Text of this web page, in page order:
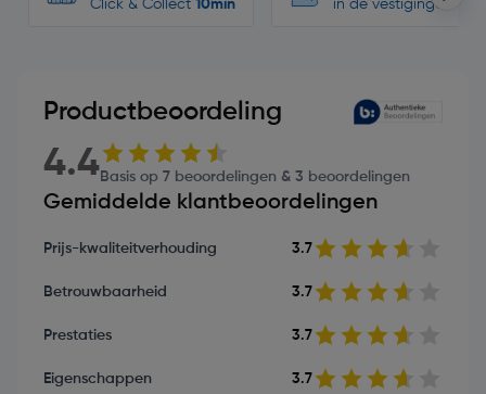
Click & Collect 10min
in de vestigingen
Productbeoordeling
4.4Basis op 7 beoordelingen & 3 beoordelingen
Gemiddelde klantbeoordelingen
Prijs-kwaliteitverhouding 3.7
Betrouwbaarheid 3.7
Prestaties 3.7
Eigenschappen 3.7